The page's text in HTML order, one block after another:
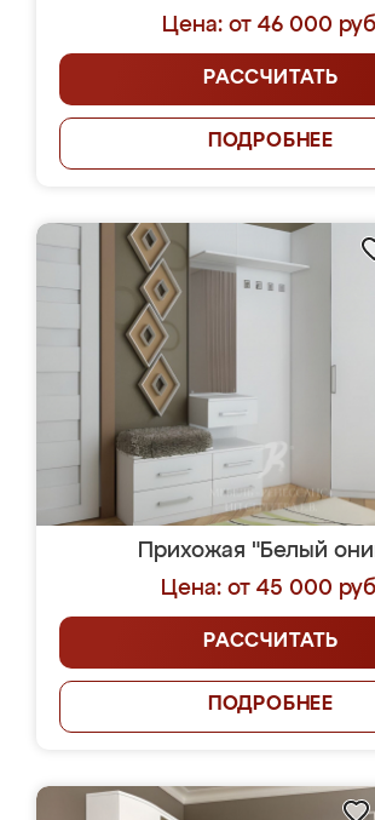
Цена: от 46 000
РАССЧИТАТЬ
ПОДРОБНЕЕ
Прихожая "Белый
Цена: от 45 000
РАССЧИТАТЬ
ПОДРОБНЕЕ